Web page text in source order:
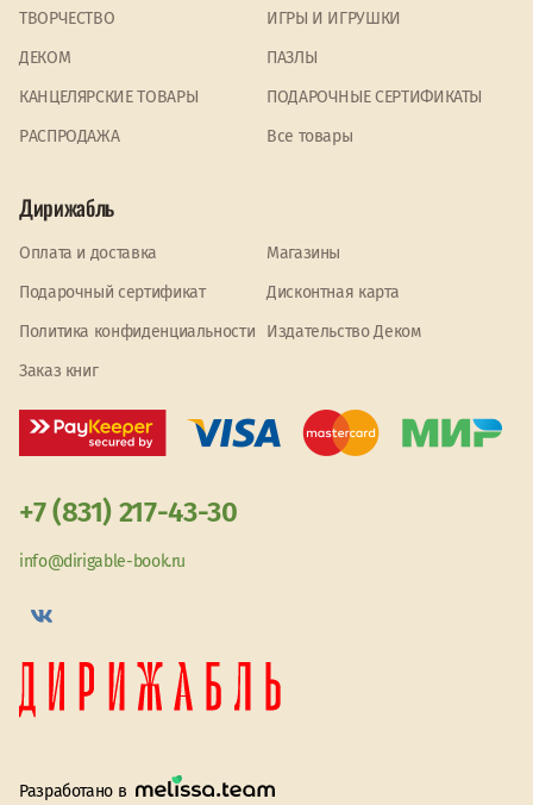
ТВОРЧЕСТВО
ИГРЫ И ИГРУШКИ
ДЕКОМ
ПАЗЛЫ
КАНЦЕЛЯРСКИЕ ТОВАРЫ
ПОДАРОЧНЫЕ СЕРТИФИКАТЫ
PАСПРОДАЖА
Все товары
Дирижабль
Оплата и доставка
Магазины
Подарочный сертификат
Дисконтная карта
Политика конфиденциальности
Издательство Деком
Заказ книг
+7 (831) 217-43-30
info@dirigable-book.ru
Разработано в